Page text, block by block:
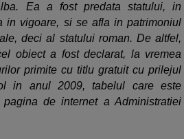
Ea a fost predata statului, in
in vigoare, si se afla in patrimoniul
deci al statului roman. De altfel,
obiect a fost declarat, la vremea
primite cu titlu gratuit cu prilejul
in anul 2009, tabelul care este
de internet a Administratiei